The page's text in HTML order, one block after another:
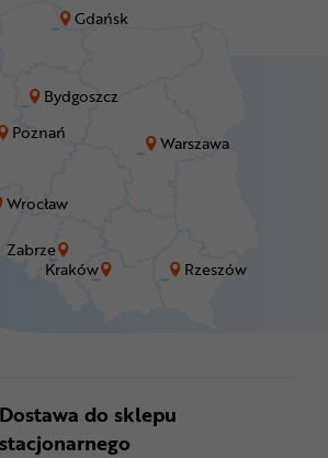
Bydgoszcz
Gdańsk
Kraków
Poznań
Rzeszów
Warszawa
Wrocław
Zabrze
Dostawa do sklepu
stacjonarnego